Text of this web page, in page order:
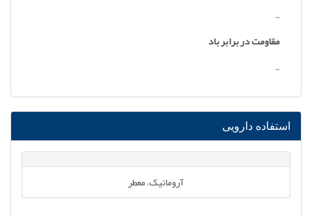
-
مقاومت در برابر باد
-
استفاده دارویی
آروماتیک، معطر